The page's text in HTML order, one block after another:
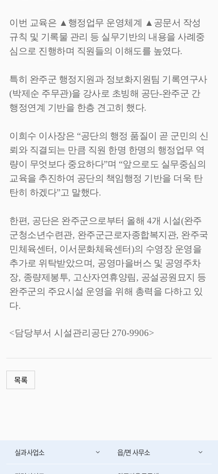
이번 교육은 ▲ 행정업무 운영체계 ▲ 공문서 작성
규칙 및 기록물 관리 등 실무기반의 내용을 사례중
심으로 진행하며 직원들의 이해도를 높였다.
특히 완주군 행정지원과 정보화지원팀 기록연구사
(박제순 주무관)을 강사로 초빙해 공단-완주군 간
행정연계 기반을 한층 견고히 했다.
이희수 이사장은 “공단의 행정 품질이 곧 군민의 신
뢰와 직결되는 만큼 직원 한명 한명의 행정업무 역
량이 무엇보다 중요하다”며 “앞으로도 실무중심의
교육을 추진하여 공단의 책임행정 기반을 더욱 탄
탄히 하겠다”고 말했다.
한편, 공단은 완주군으로부터 올해 4개 시설(완주
군청소년수련관, 완주군근로자종합복지관, 완주국
민체육센터, 이서문화체육센터)의 수영장 운영을
추가로 위탁받았으며, 공영마을버스 및 공영주차
장, 종량제봉투, 고산자연휴양림, 공설공원묘지 등
완주군의 주요시설 운영을 위해 총력을 다하고 있
다.
<담당부서 시설관리공단 270-9906>
목록
실과사업소 읍/면 사무소